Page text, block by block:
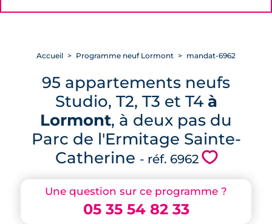
Une question sur ce programme ?
05 35 54 82 33
Accueil Programme neuf Lormont mandat-6962
95 appartements neufs
Studio, T2, T3 et T4 à
Lormont, à deux pas du
Parc de l'Ermitage Sainte-
Catherine - réf. 6962 💗